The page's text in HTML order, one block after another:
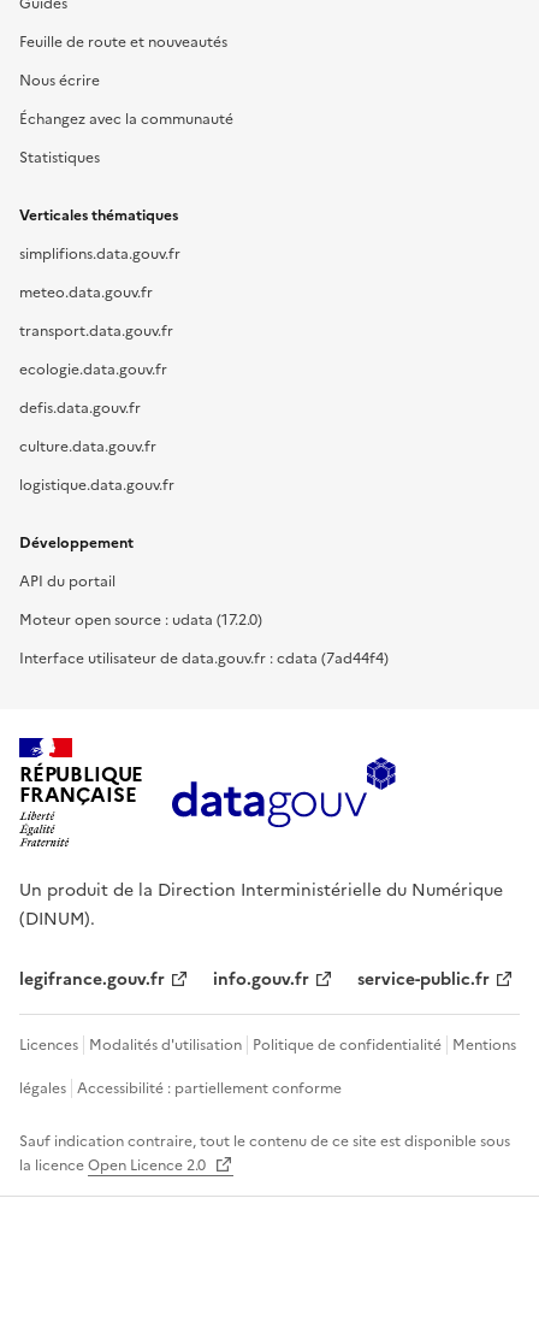
Feuille de route et nouveautés
Nous écrire
Échangez avec la communauté
Statistiques
Verticales thématiques
simplifions.data.gouv.fr
meteo.data.gouv.fr
transport.data.gouv.fr
ecologie.data.gouv.fr
defis.data.gouv.fr
culture.data.gouv.fr
logistique.data.gouv.fr
Développement
API du portail
Moteur open source : udata (17.2.0)
Interface utilisateur de data.gouv.fr : cdata (7ad44f4)
RÉPUBLIQUE
FRANÇAISE
Un produit de la Direction Interministérielle du Numérique
(DINUM).
legifrance.gouv.fr info.gouv.fr service-public.fr
Licences Modalités d'utilisation Politique de confidentialité Mentions
légales Accessibilité : partiellement conforme
Sauf indication contraire, tout le contenu de ce site est disponible sous
la licenceOpen Licence 2.0